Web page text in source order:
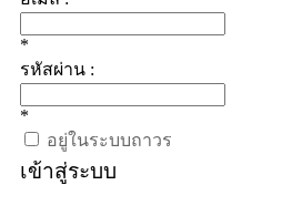
*
รหัสผ่าน :
*
อยู่ในระบบถาวร
เข้าสู่ระบบ